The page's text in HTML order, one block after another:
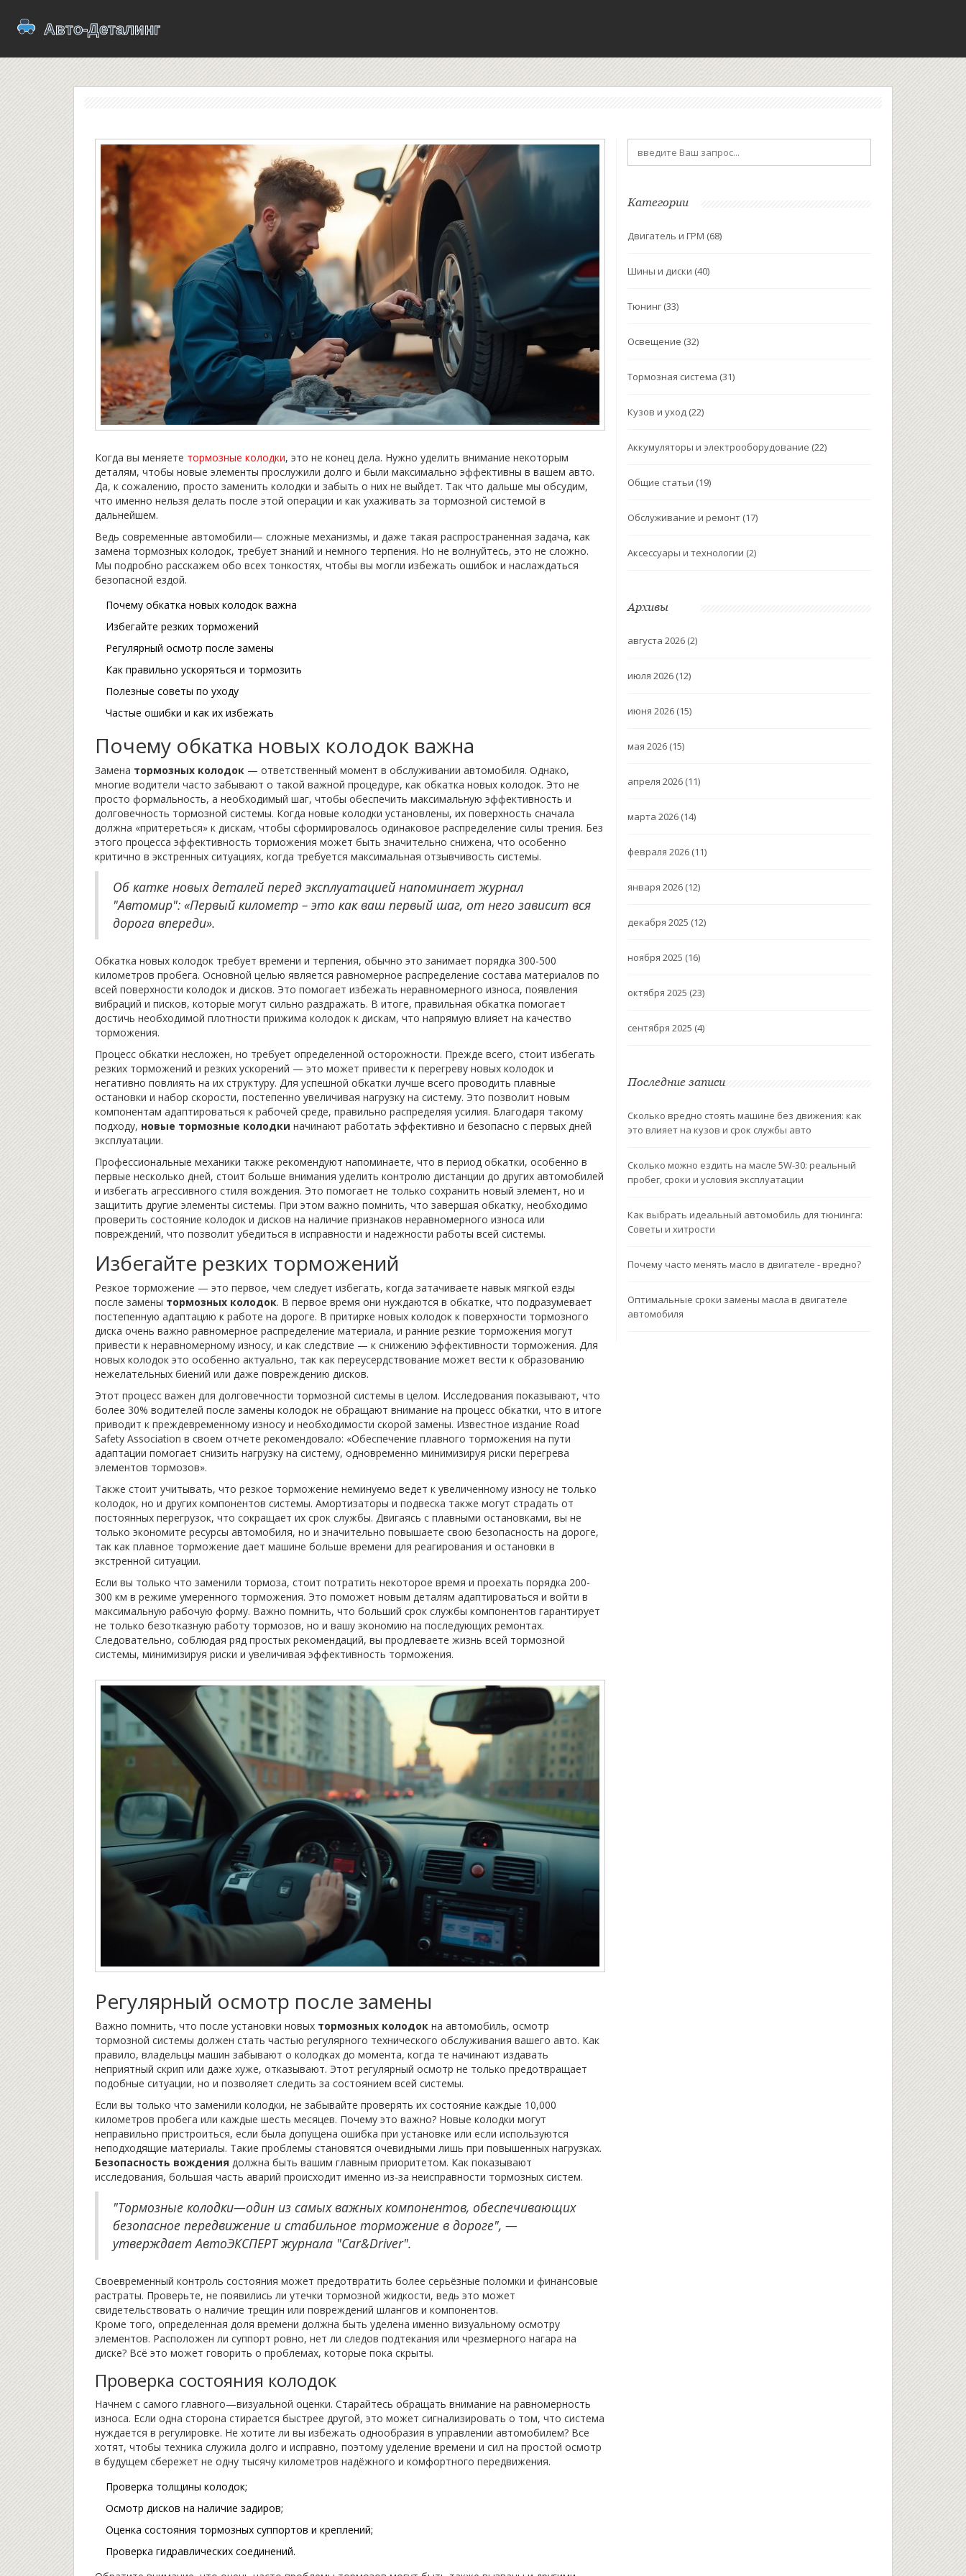
Когда вы меняете тормозные колодки, это не конец дела. Нужно уделить внимание некоторым
деталям, чтобы новые элементы прослужили долго и были максимально эффективны в вашем авто.
Да, к сожалению, просто заменить колодки и забыть о них не выйдет. Так что дальше мы обсудим,
что именно нельзя делать после этой операции и как ухаживать за тормозной системой в
дальнейшем.
Ведь современные автомобили— сложные механизмы, и даже такая распространенная задача, как
замена тормозных колодок, требует знаний и немного терпения. Но не волнуйтесь, это не сложно.
Мы подробно расскажем обо всех тонкостях, чтобы вы могли избежать ошибок и наслаждаться
безопасной ездой.
Почему обкатка новых колодок важна
Избегайте резких торможений
Регулярный осмотр после замены
Как правильно ускоряться и тормозить
Полезные советы по уходу
Частые ошибки и как их избежать
Почему обкатка новых колодок важна
Замена тормозных колодок — ответственный момент в обслуживании автомобиля. Однако,
многие водители часто забывают о такой важной процедуре, как обкатка новых колодок. Это не
просто формальность, а необходимый шаг, чтобы обеспечить максимальную эффективность и
долговечность тормозной системы. Когда новые колодки установлены, их поверхность сначала
должна «притереться» к дискам, чтобы сформировалось одинаковое распределение силы трения. Без
этого процесса эффективность торможения может быть значительно снижена, что особенно
критично в экстренных ситуациях, когда требуется максимальная отзывчивость системы.
Об катке новых деталей перед эксплуатацией напоминает журнал
"Автомир": «Первый километр – это как ваш первый шаг, от него зависит вся
дорога впереди».
Обкатка новых колодок требует времени и терпения, обычно это занимает порядка 300-500
километров пробега. Основной целью является равномерное распределение состава материалов по
всей поверхности колодок и дисков. Это помогает избежать неравномерного износа, появления
вибраций и писков, которые могут сильно раздражать. В итоге, правильная обкатка помогает
достичь необходимой плотности прижима колодок к дискам, что напрямую влияет на качество
торможения.
Процесс обкатки несложен, но требует определенной осторожности. Прежде всего, стоит избегать
резких торможений и резких ускорений — это может привести к перегреву новых колодок и
негативно повлиять на их структуру. Для успешной обкатки лучше всего проводить плавные
остановки и набор скорости, постепенно увеличивая нагрузку на систему. Это позволит новым
компонентам адаптироваться к рабочей среде, правильно распределяя усилия. Благодаря такому
подходу, новые тормозные колодки начинают работать эффективно и безопасно с первых дней
эксплуатации.
Профессиональные механики также рекомендуют напоминаете, что в период обкатки, особенно в
первые несколько дней, стоит больше внимания уделить контролю дистанции до других автомобилей
и избегать агрессивного стиля вождения. Это помогает не только сохранить новый элемент, но и
защитить другие элементы системы. При этом важно помнить, что завершая обкатку, необходимо
проверить состояние колодок и дисков на наличие признаков неравномерного износа или
повреждений, что позволит убедиться в исправности и надежности работы всей системы.
Избегайте резких торможений
Резкое торможение — это первое, чем следует избегать, когда затачиваете навык мягкой езды
после замены тормозных колодок. В первое время они нуждаются в обкатке, что подразумевает
постепенную адаптацию к работе на дороге. В притирке новых колодок к поверхности тормозного
диска очень важно равномерное распределение материала, и ранние резкие торможения могут
привести к неравномерному износу, и как следствие — к снижению эффективности торможения. Для
новых колодок это особенно актуально, так как переусердствование может вести к образованию
нежелательных биений или даже повреждению дисков.
Этот процесс важен для долговечности тормозной системы в целом. Исследования показывают, что
более 30% водителей после замены колодок не обращают внимание на процесс обкатки, что в итоге
приводит к преждевременному износу и необходимости скорой замены. Известное издание Road
Safety Association в своем отчете рекомендовало: «Обеспечение плавного торможения на пути
адаптации помогает снизить нагрузку на систему, одновременно минимизируя риски перегрева
элементов тормозов».
Также стоит учитывать, что резкое торможение неминуемо ведет к увеличенному износу не только
колодок, но и других компонентов системы. Амортизаторы и подвеска также могут страдать от
постоянных перегрузок, что сокращает их срок службы. Двигаясь с плавными остановками, вы не
только экономите ресурсы автомобиля, но и значительно повышаете свою безопасность на дороге,
так как плавное торможение дает машине больше времени для реагирования и остановки в
экстренной ситуации.
Если вы только что заменили тормоза, стоит потратить некоторое время и проехать порядка 200-
300 км в режиме умеренного торможения. Это поможет новым деталям адаптироваться и войти в
максимальную рабочую форму. Важно помнить, что больший срок службы компонентов гарантирует
не только безотказную работу тормозов, но и вашу экономию на последующих ремонтах.
Следовательно, соблюдая ряд простых рекомендаций, вы продлеваете жизнь всей тормозной
системы, минимизируя риски и увеличивая эффективность торможения.
Регулярный осмотр после замены
Важно помнить, что после установки новых тормозных колодок на автомобиль, осмотр
тормозной системы должен стать частью регулярного технического обслуживания вашего авто. Как
правило, владельцы машин забывают о колодках до момента, когда те начинают издавать
неприятный скрип или даже хуже, отказывают. Этот регулярный осмотр не только предотвращает
подобные ситуации, но и позволяет следить за состоянием всей системы.
Если вы только что заменили колодки, не забывайте проверять их состояние каждые 10,000
километров пробега или каждые шесть месяцев. Почему это важно? Новые колодки могут
неправильно пристроиться, если была допущена ошибка при установке или если используются
неподходящие материалы. Такие проблемы становятся очевидными лишь при повышенных нагрузках.
Безопасность вождения должна быть вашим главным приоритетом. Как показывают
исследования, большая часть аварий происходит именно из-за неисправности тормозных систем.
"Тормозные колодки—один из самых важных компонентов, обеспечивающих
безопасное передвижение и стабильное торможение в дороге", —
утверждает АвтоЭКСПЕРТ журнала "Car&Driver".
Своевременный контроль состояния может предотвратить более серьёзные поломки и финансовые
растраты. Проверьте, не появились ли утечки тормозной жидкости, ведь это может
свидетельствовать о наличие трещин или повреждений шлангов и компонентов.
Кроме того, определенная доля времени должна быть уделена именно визуальному осмотру
элементов. Расположен ли суппорт ровно, нет ли следов подтекания или чрезмерного нагара на
диске? Всё это может говорить о проблемах, которые пока скрыты.
Проверка состояния колодок
Начнем с самого главного—визуальной оценки. Старайтесь обращать внимание на равномерность
износа. Если одна сторона стирается быстрее другой, это может сигнализировать о том, что система
нуждается в регулировке. Не хотите ли вы избежать однообразия в управлении автомобилем? Все
хотят, чтобы техника служила долго и исправно, поэтому уделение времени и сил на простой осмотр
в будущем сбережет не одну тысячу километров надёжного и комфортного передвижения.
Проверка толщины колодок;
Осмотр дисков на наличие задиров;
Оценка состояния тормозных суппортов и креплений;
Проверка гидравлических соединений.
Категории
Двигатель и ГРМ (68)
Шины и диски (40)
Тюнинг (33)
Освещение (32)
Тормозная система (31)
Кузов и уход (22)
Аккумуляторы и электрооборудование (22)
Общие статьи (19)
Обслуживание и ремонт (17)
Аксессуары и технологии (2)
Архивы
августа 2026 (2)
июля 2026 (12)
июня 2026 (15)
мая 2026 (15)
апреля 2026 (11)
марта 2026 (14)
февраля 2026 (11)
января 2026 (12)
декабря 2025 (12)
ноября 2025 (16)
октября 2025 (23)
сентября 2025 (4)
Последние записи
Сколько вредно стоять машине без движения: как
это влияет на кузов и срок службы авто
Сколько можно ездить на масле 5W-30: реальный
пробег, сроки и условия эксплуатации
Как выбрать идеальный автомобиль для тюнинга:
Советы и хитрости
Почему часто менять масло в двигателе - вредно?
Оптимальные сроки замены масла в двигателе
автомобиля